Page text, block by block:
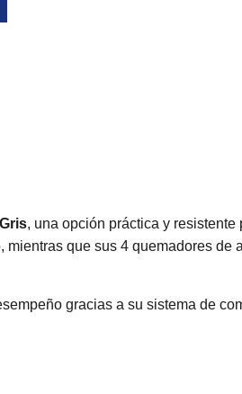
, una opción práctica y
que sus 4 quemadores de
gracias a su sistema de